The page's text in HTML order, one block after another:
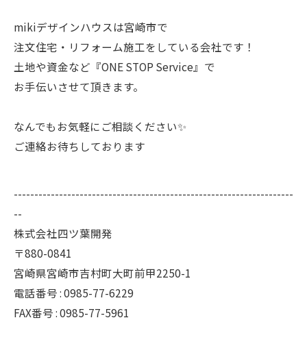
mikiデザインハウスは宮崎市で
注文住宅・リフォーム施工をしている会社です！
土地や資金など『ONE STOP Service』で
お手伝いさせて頂きます。
なんでもお気軽にご相談ください✨
ご連絡お待ちしております
--------------------------------------------------------------------
--
株式会社四ツ葉開発
〒880-0841
宮崎県宮崎市吉村町大町前甲2250-1
電話番号 : 0985-77-6229
FAX番号 : 0985-77-5961